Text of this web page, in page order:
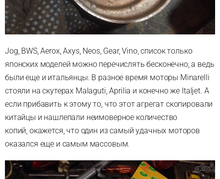
Jog, BWS, Aerox, Axys, Neos, Gear, Vino, список только
японских моделей можно перечислять бесконечно, а ведь
были еще и итальянцы. В разное время моторы Minarelli
стояли на скутерах Malaguti, Aprilia и конечно же Italjet. А
если прибавить к этому то, что этот агрегат скопировали
китайцы и нашлепали неимоверное количество
копий, окажется, что один из самый удачных моторов
оказался еще и самым массовым.